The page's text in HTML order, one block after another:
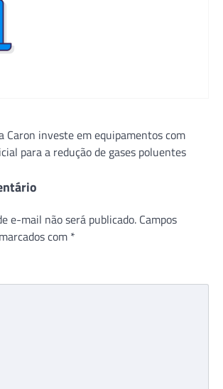
Caron investe em equipamentos com
para a redução de gases poluentes
e-mail não será publicado. Campos
com *